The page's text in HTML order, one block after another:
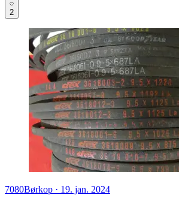
2
7080Børkop · 19. jan. 2024